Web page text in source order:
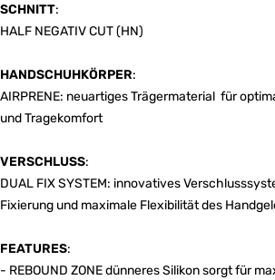
SCHNITT:
HALF NEGATIV CUT (HN)
HANDSCHUHKÖRPER:
AIRPRENE: neuartiges Trägermaterial für
und Tragekomfort
VERSCHLUSS:
DUAL FIX SYSTEM: innovatives
Fixierung und maximale Flexibilität des
FEATURES:
- REBOUND ZONE dünneres Silikon sorgt für